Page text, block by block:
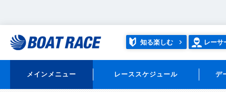
知る楽しむ レーサ
メインメニュー レーススケジュール デ